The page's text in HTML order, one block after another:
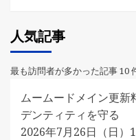
人気記事
最も訪問者が多かった記事 10
ムームードメイン更新
デンティティを守る
2026年7月26日（日）